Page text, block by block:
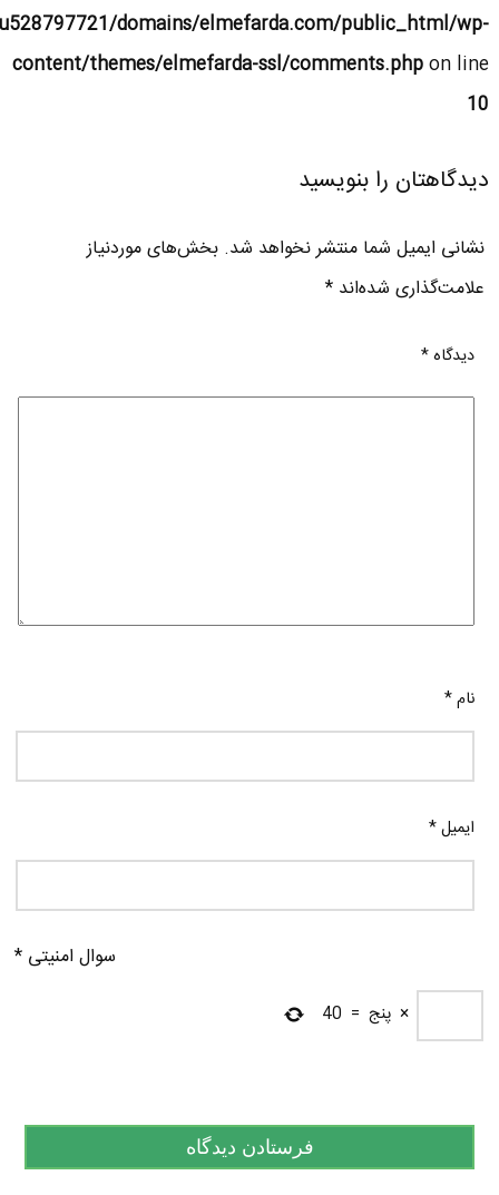
domains/elmefarda.com/public_html/wp-
content/themes/elmefarda-ssl/comments.phpon line
10
دیدگاهتان را بنویسید
نشانی ایمیل شما منتشر نخواهد شد. بخش‌های موردنیاز
علامت‌گذاری شده‌اند*
دیدگاه*
نام*
ایمیل*
سوال امنیتی *
× پنج =
40